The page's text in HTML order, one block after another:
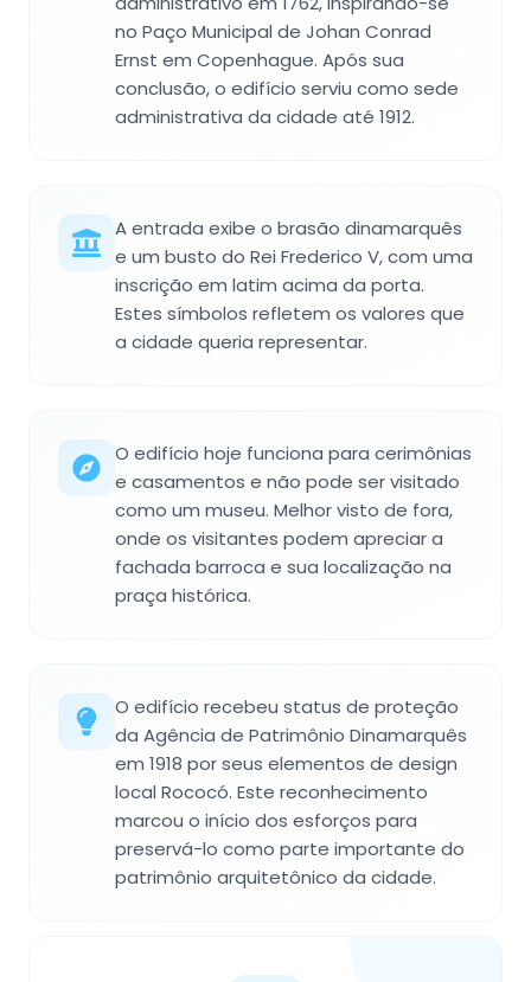
no Paço Municipal de Johan Conrad
Ernst em Copenhague. Após sua
conclusão, o edifício serviu como sede
administrativa da cidade até 1912.
A entrada exibe o brasão dinamarquês
e um busto do Rei Frederico V, com uma
inscrição em latim acima da porta.
Estes símbolos refletem os valores que
a cidade queria representar.
O edifício hoje funciona para cerimônias
e casamentos e não pode ser visitado
como um museu. Melhor visto de fora,
onde os visitantes podem apreciar a
fachada barroca e sua localização na
praça histórica.
O edifício recebeu status de proteção
da Agência de Patrimônio Dinamarquês
em 1918 por seus elementos de design
local Rococó. Este reconhecimento
marcou o início dos esforços para
preservá-lo como parte importante do
patrimônio arquitetônico da cidade.